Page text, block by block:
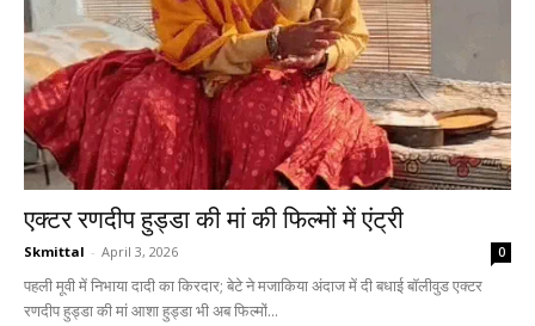
एक्टर रणदीप हुड्डा की मां की फिल्मों में एंट्री
Skmittal - April 3, 2026 0
पहली मूवी में निभाया दादी का किरदार; बेटे ने मजाकिया अंदाज में दी बधाई बॉलीवुड एक्टर
रणदीप हुड्डा की मां आशा हुड्डा भी अब फिल्मों...